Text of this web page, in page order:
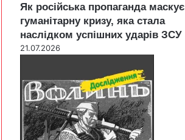
Як російська пропаганда маскує
гуманітарну кризу, яка стала
наслідком успішних ударів ЗСУ
21.07.2026